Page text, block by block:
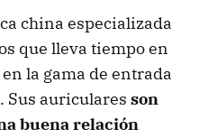
china especializada
que lleva tiempo en
la gama de entrada
Sus auriculares son
buena relación